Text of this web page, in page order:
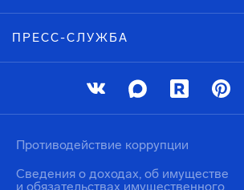
ПРЕСС-СЛУЖБА
Противодействие коррупции
Сведения о доходах, об имуществе
и обязательствах имущественного